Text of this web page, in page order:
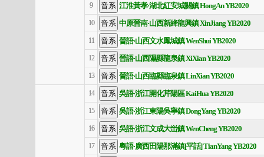
9 江淮黃孝·湖北紅安城關鎮 HongAn YB2020
10 中原晉南·山西新絳龍興鎮 XinJiang YB2020
11 晉語·山西文水鳳城鎮 WenShui YB2020
12 晉語·山西隰縣龍泉鎮 XiXian YB2020
13 晉語·山西臨縣臨泉鎮 LinXian YB2020
14 吳語·浙江開化芹陽區 KaiHua YB2020
15 吳語·浙江東陽吳寧鎮 DongYang YB2020
16 吳語·浙江文成大峃鎮 WenCheng YB2020
17 粵語·廣西田陽那滿鎮[平話] TianYang YB2020